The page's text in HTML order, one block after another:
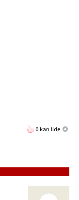
0 kan lide